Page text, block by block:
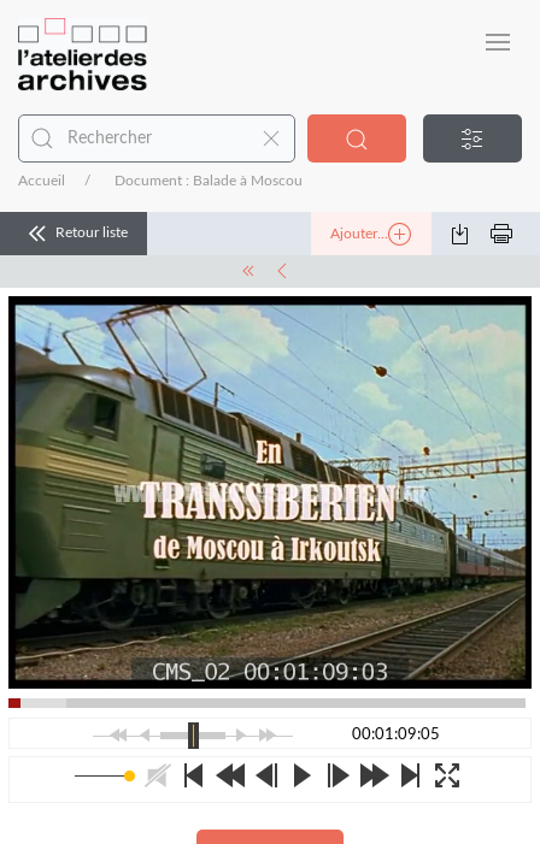
Accueil Document : Balade à Moscou
Retour liste Ajouter...
00:01:09:05